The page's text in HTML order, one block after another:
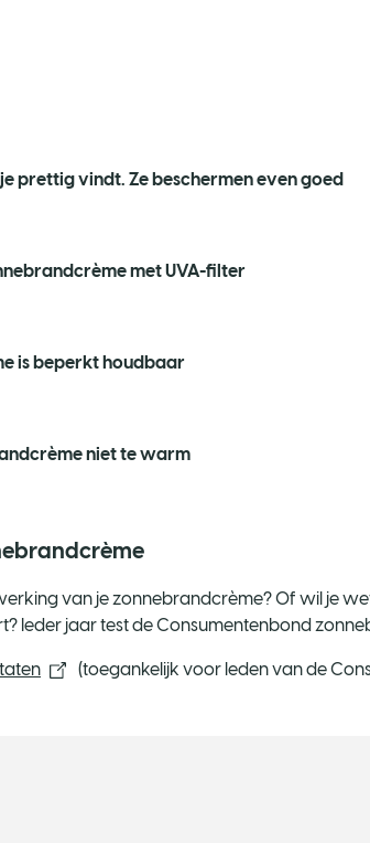
prettig vindt. Ze beschermen even goed
met UVA-filter
is beperkt houdbaar
niet te warm
van je zonnebrandcrème? Of wil je
Ieder jaar test de Consumentenbond
(toegankelijk voor leden van de